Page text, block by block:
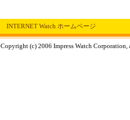
INTERNET Watch ホームページ
Copyright (c) 2006 Impress Watch Corporation,